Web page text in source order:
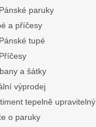
Pánské paruky
a příčesy
Pánské tupé
Příčesy
a šátky
výprodej
tepelně upravitelný
o paruky